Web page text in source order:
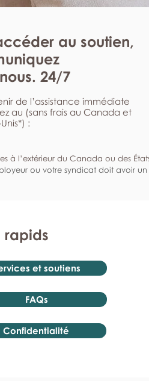
au soutien,
24/7
de l’assistance immédiate
au (sans frais au Canada et
:
à l’extérieur du Canada ou des
ou votre syndicat doit avoir
rapids
et soutiens
FAQs
Confidentialité